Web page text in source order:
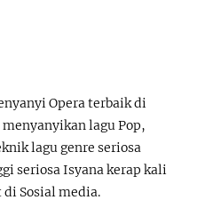
Opera terbaik di
lagu Pop,
lagu genre seriosa
seriosa Isyana kerap kali
Sosial media.